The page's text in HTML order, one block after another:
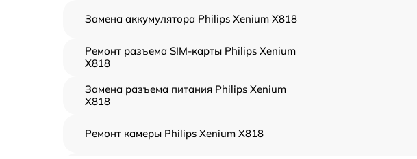
Замена аккумулятора Philips Xenium X818
Ремонт разъема SIM-карты Philips Xenium
X818
Замена разъема питания Philips Xenium
X818
Ремонт камеры Philips Xenium X818